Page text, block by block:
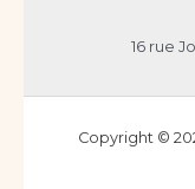
16 rue
Copyright ©